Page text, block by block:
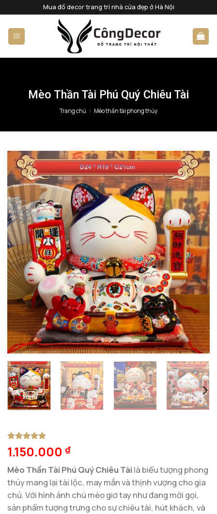
qua
nội
dung
Mua đồ decor trang trí nhà cửa đẹp ở Hà Nội
Mèo Thần Tài Phú Quý Chiêu Tài
Trang chủ / Mèo thần tài phong thủy
5trên 5
dựa trên
1
1.150.000 ₫
Mèo Thần Tài Phú Quý Chiêu Tài là biểu tượng phong
thủy mang lại tài lộc, may mắn và thịnh vượng cho gia
chủ. Với hình ảnh chú mèo giơ tay như đang mời gọi,
sản phẩm tượng trưng cho sự chiêu tài, hút khách, và